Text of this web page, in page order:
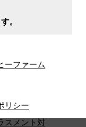
。
ーファーム
リシー
スメント対